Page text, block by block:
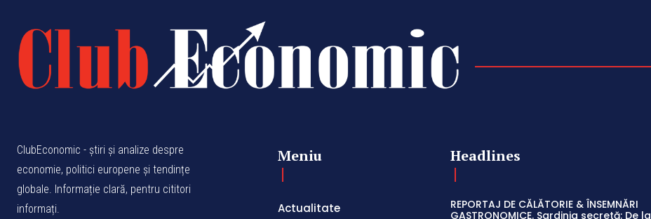
ClubEconomic - știri și analize despre
economie, politici europene și tendințe
globale. Informație clară, pentru cititori
informați.
Meniu
Actualitate
Headlines
REPORTAJ DE CĂLĂTORIE & ÎNSEMNĂRI
GASTRONOMICE. Sardinia secretă: De la